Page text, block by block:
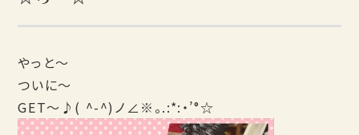
やっと～
ついに～
GET～♪( ^-^)ノ∠※。.:*:・’°☆